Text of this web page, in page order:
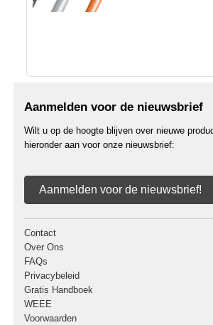
Aanmelden voor de nieuwsbrief
Wilt u op de hoogte blijven over nieuwe
hieronder aan voor onze nieuwsbrief:
Aanmelden voor de nieuwsbrief!
Contact
Over Ons
FAQs
Privacybeleid
Gratis Handboek
WEEE
Voorwaarden